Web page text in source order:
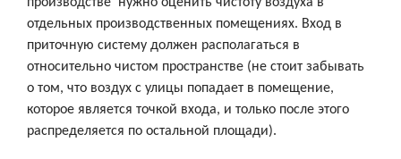
отдельных производственных помещениях. Вход в
приточную систему должен располагаться в
относительно чистом пространстве (не стоит забывать
о том, что воздух с улицы попадает в помещение,
которое является точкой входа, и только после этого
распределяется по остальной площади).